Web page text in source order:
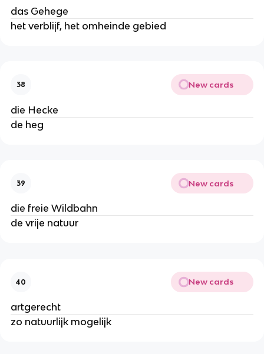
das Gehege
het verblijf, het omheinde gebied
38 New cards
die Hecke
de heg
39 New cards
die freie Wildbahn
de vrije natuur
40 New cards
artgerecht
zo natuurlijk mogelijk